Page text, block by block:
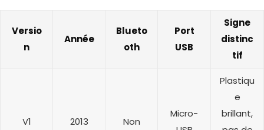
Versio
n
Année
Blueto
oth
Port
USB
Signe
distinc
tif
V1 2013 Non
Micro-
Plastiqu
e
brillant,